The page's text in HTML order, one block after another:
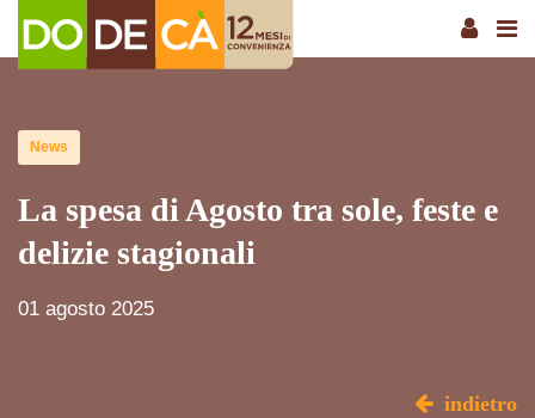
News
La spesa di Agosto tra sole, feste e
delizie stagionali
01 agosto 2025
indietro